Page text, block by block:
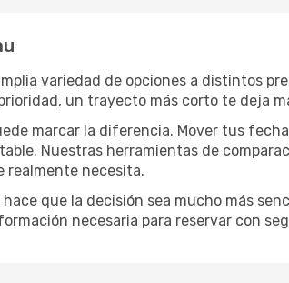
variedad de opciones a distintos
un trayecto más corto te deja
marcar la diferencia. Mover tus
Nuestras herramientas de
realmente necesita.
que la decisión sea mucho más
necesaria para reservar con